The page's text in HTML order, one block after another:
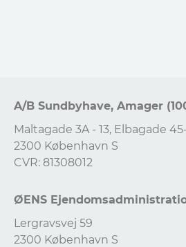
A/B Sundbyhave, Amager
Maltagade 3A - 13, Elbagade
2300 København S
CVR: 81308012
ØENS
Lergravsvej 59
2300 København S